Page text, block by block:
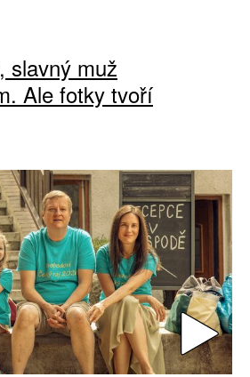
slavný muž
Ale fotky tvoří